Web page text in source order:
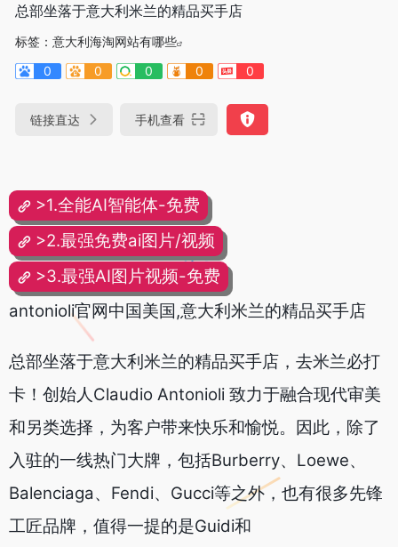
总部坐落于意大利米兰的精品买手店
标签： 意大利海淘网站有哪些
0
0 0 0 0
链接直达 手机查看
>1.全能AI智能体-免费
>2.最强免费ai图片/视频
>3.最强AI图片视频-免费
antonioli官网中国美国,意大利米兰的精品买手店
总部坐落于意大利米兰的精品买手店，去米兰必打
卡！创始人Claudio Antonioli 致力于融合现代审美
和另类选择，为客户带来快乐和愉悦。因此，除了
入驻的一线热门大牌，包括Burberry、Loewe、
Balenciaga、Fendi、Gucci等之外，也有很多先锋
工匠品牌，值得一提的是Guidi和